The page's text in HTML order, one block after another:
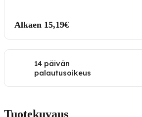
Alkaen 15,19€
14 päivän
palautusoikeus
Tuotekuvaus